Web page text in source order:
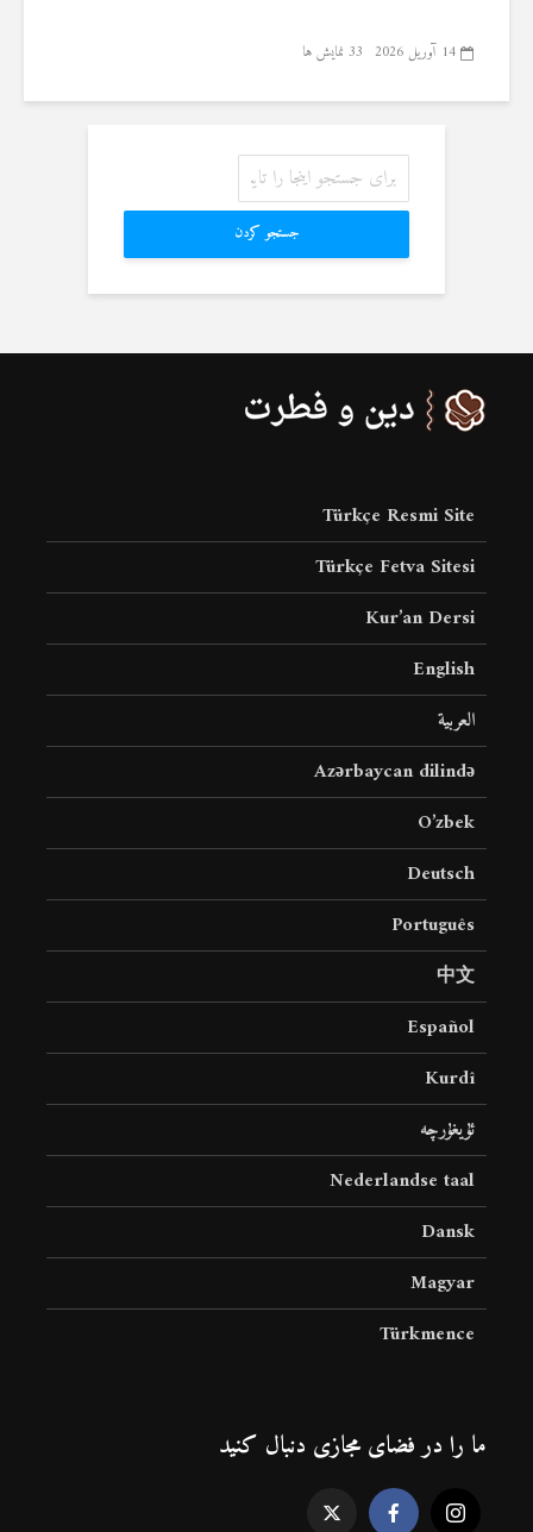
14 آوریل 2026 33 نمایش ها
جستجو کردن
Türkçe Resmi Site
Türkçe Fetva Sitesi
Kur’an Dersi
English
العربية
Azərbaycan dilində
O’zbek
Deutsch
Português
中文
Español
Kurdî
ئۇيغۇرچە
Nederlandse taal
Dansk
Magyar
Türkmence
ما را در فضای مجازی دنبال کنید